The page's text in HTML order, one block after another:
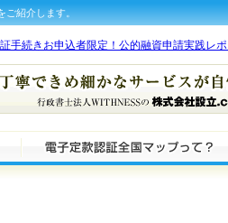
ご紹介します。
手続きお申込者限定！公的融資申請実践レ